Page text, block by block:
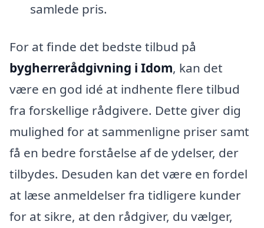
samlede pris.
For at finde det bedste tilbud på
bygherrerådgivning i Idom, kan det
være en god idé at indhente flere tilbud
fra forskellige rådgivere. Dette giver dig
mulighed for at sammenligne priser samt
få en bedre forståelse af de ydelser, der
tilbydes. Desuden kan det være en fordel
at læse anmeldelser fra tidligere kunder
for at sikre, at den rådgiver, du vælger,